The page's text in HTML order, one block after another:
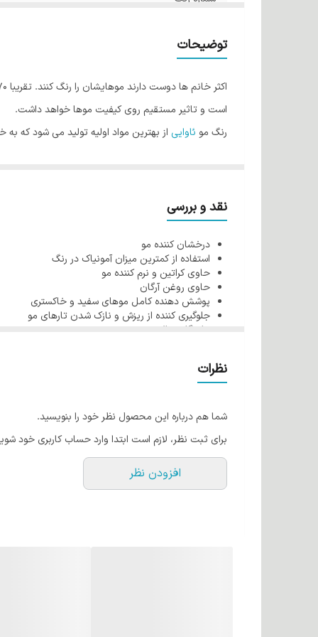
توضیحات
است و تاثیر مستقیم روی کیفیت موها خواهد داشت.
رنگ مو ئاوایی از بهترین مواد اولیه تولید می شود که
کراتین اصلی ترین بخش مو می باشد که بسیار آسیب
روغن آرگان می باشند و هنگام استفاده ازآنها نه تنها
از دیگر ویژگی های رنگ مو ئاوایی می توان به وجود
رنگ مو ئاوایی به خوبی جذب مو می شود به همین دلیل
شرکت طوبی گل در تولید رنگ مو از کراتین مرغوب و با
روغن آرگان از خشکی پوست سر جلوگیری می کند.
قابل اجرا می باشد.
کراتین مو چیست؟
حالت دهنده ها آسیب می بیند. رنگ موهای ئاوایی حاوی
روغن آرگان به طلای مایع شهرت دارد! این روغن
نقد و بررسی
درخشان کننده مو
استفاده از کمترین میزان آمونیاک در رنگ
حاوی کراتین و نرم کننده مو
حاوی روغن آرگان
پوشش دهنده کامل موهای سفید و خاکستری
جلوگیری کننده از ریزش و نازک شدن تارهای مو
ماندگاری بالا
نظرات
شما هم درباره این محصول نظر خود را بنویسید.
برای ثبت نظر، لازم است ابتدا وارد حساب کاربری خود
افزودن نظر